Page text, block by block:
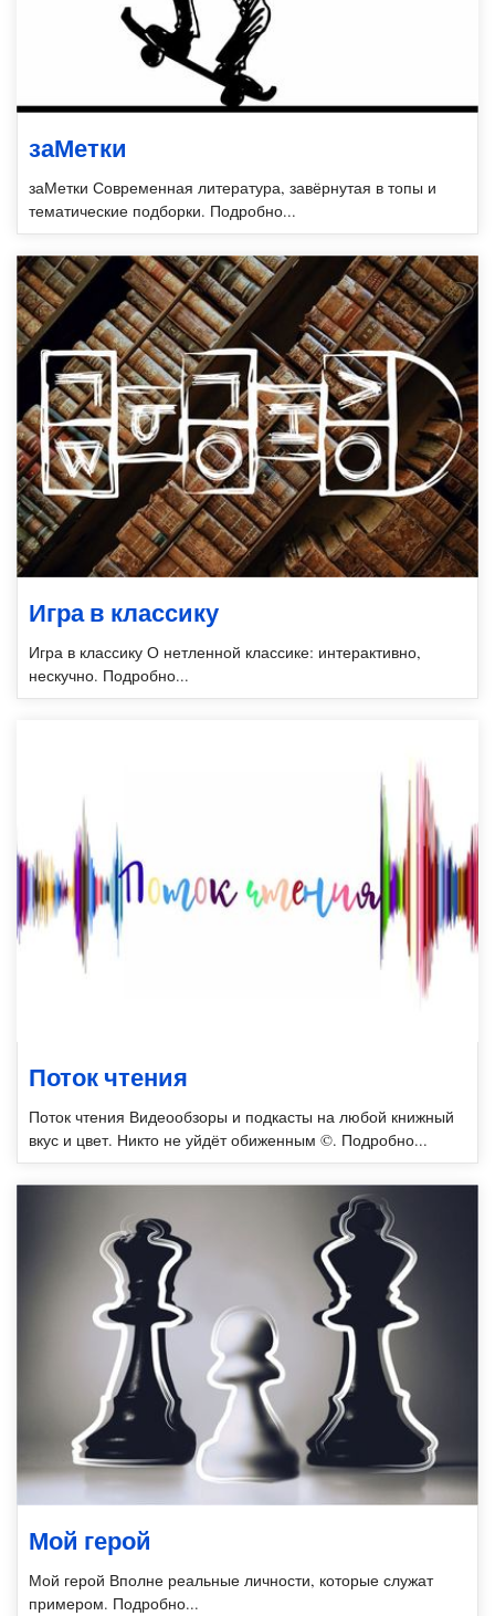
заМетки
заМетки Современная литература, завёрнутая в топы и
тематические подборки. Подробно...
Игра в классику
Игра в классику О нетленной классике: интерактивно,
нескучно. Подробно...
Поток чтения
Поток чтения Видеообзоры и подкасты на любой книжный
вкус и цвет. Никто не уйдёт обиженным ©. Подробно...
Мой герой
Мой герой Вполне реальные личности, которые служат
примером. Подробно...